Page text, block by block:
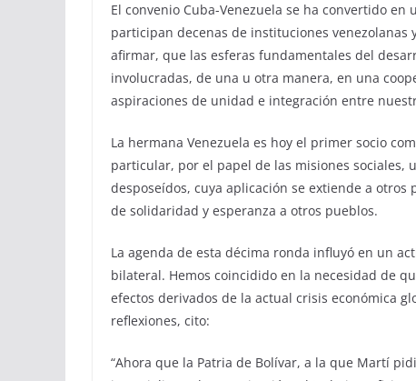
El convenio Cuba-Venezuela se ha convertido
participan decenas de instituciones
afirmar, que las esferas fundamentales del
involucradas, de una u otra manera, en una
aspiraciones de unidad e integración entre
La hermana Venezuela es hoy el primer socio
particular, por el papel de las misiones sociales,
desposeídos, cuya aplicación se extiende a
de solidaridad y esperanza a otros pueblos.
La agenda de esta décima ronda influyó en un
bilateral. Hemos coincidido en la necesidad de
efectos derivados de la actual crisis económica
reflexiones, cito:
“Ahora que la Patria de Bolívar, a la que Martí